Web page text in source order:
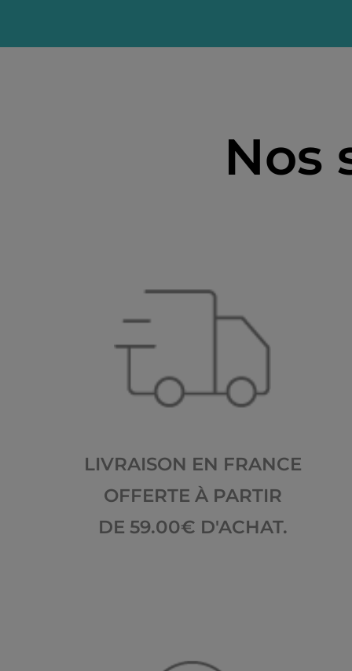
Nos
LIVRAISON EN FRANCE
OFFERTE À PARTIR
DE 59.00€ D'ACHAT.